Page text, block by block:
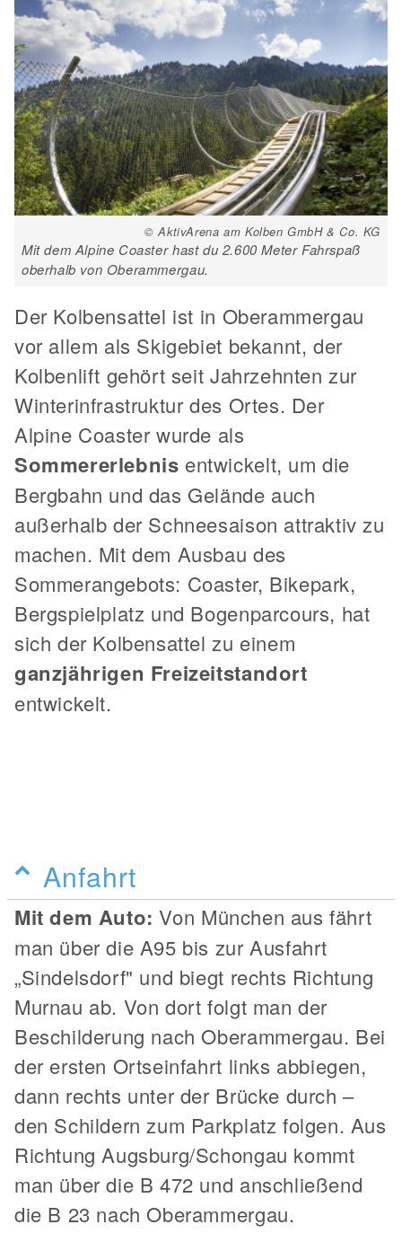
© AktivArena am Kolben GmbH & Co. KG
Mit dem Alpine Coaster hast du 2.600 Meter Fahrspaß
oberhalb von Oberammergau.
Der Kolbensattel ist in Oberammergau
vor allem als Skigebiet bekannt, der
Kolbenlift gehört seit Jahrzehnten zur
Winterinfrastruktur des Ortes. Der
Alpine Coaster wurde als
Sommererlebnis entwickelt, um die
Bergbahn und das Gelände auch
außerhalb der Schneesaison attraktiv zu
machen. Mit dem Ausbau des
Sommerangebots: Coaster, Bikepark,
Bergspielplatz und Bogenparcours, hat
sich der Kolbensattel zu einem
ganzjährigen Freizeitstandort
entwickelt.
Anfahrt
Mit dem Auto: Von München aus fährt
man über die A95 bis zur Ausfahrt
„Sindelsdorf" und biegt rechts Richtung
Murnau ab. Von dort folgt man der
Beschilderung nach Oberammergau. Bei
der ersten Ortseinfahrt links abbiegen,
dann rechts unter der Brücke durch –
den Schildern zum Parkplatz folgen. Aus
Richtung Augsburg/Schongau kommt
man über die B 472 und anschließend
die B 23 nach Oberammergau.